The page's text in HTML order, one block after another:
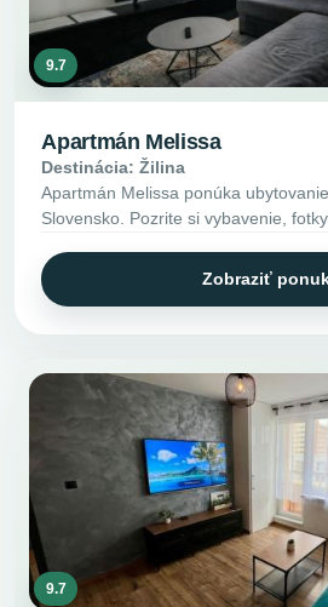
9.7
Apartmán Melissa
Destinácia: Žilina
Apartmán Melissa ponúka
Slovensko. Pozrite si vybavenie,
Zobraziť
9.7